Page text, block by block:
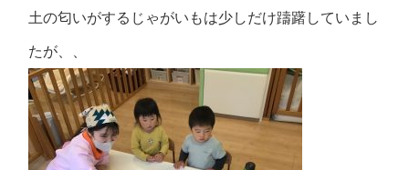
土の匂いがするじゃがいもは少しだけ躊躇していまし
たが、、